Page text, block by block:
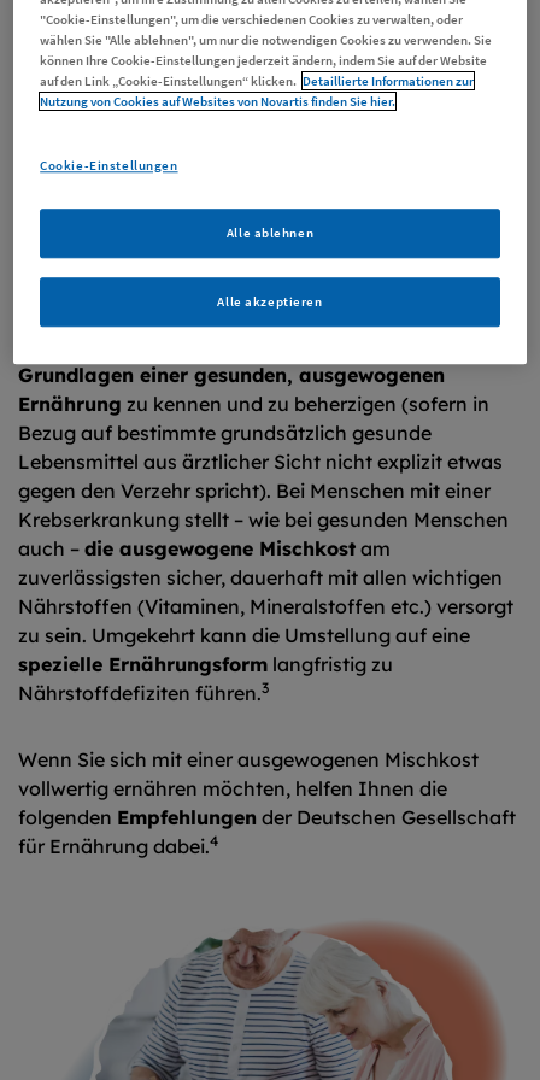
zuckerbewusste Ernährungsinnvoll und wichtig: zur
Unterstützung der ärztlichen Krebstherapie und
allgemein zur Förderung des Immunsystems.
Gelten generelle
Ernährungsempfehlungen auch
bei Krebs?
Auch für Menschen mit Krebserkrankungen wie dem
Grundlagen einer gesunden, ausgewogenen
Ernährung zu kennen und zu beherzigen (sofern in
Bezug auf bestimmte grundsätzlich gesunde
Lebensmittel aus ärztlicher Sicht nicht explizit etwas
gegen den Verzehr spricht). Bei Menschen mit einer
Krebserkrankung stellt – wie bei gesunden Menschen
auch – die ausgewogene Mischkost am
zuverlässigsten sicher, dauerhaft mit allen wichtigen
Nährstoffen (Vitaminen, Mineralstoffen etc.) versorgt
zu sein. Umgekehrt kann die Umstellung auf eine
spezielle Ernährungsform langfristig zu
Nährstoffdefiziten führen.3
Wenn Sie sich mit einer ausgewogenen Mischkost
vollwertig ernähren möchten, helfen Ihnen die
folgenden Empfehlungen der Deutschen Gesellschaft
für Ernährung dabei.4
"Cookie-Einstellungen", um die verschiedenen Cookies zu verwalten, oder
wählen Sie "Alle ablehnen", um nur die notwendigen Cookies zu verwenden. Sie
können Ihre Cookie-Einstellungen jederzeit ändern, indem Sie auf der Website
auf den Link „Cookie-Einstellungen“ klicken. Detaillierte Informationen zur
Nutzung von Cookies auf Websites von Novartis finden Sie hier.
Cookie-Einstellungen
Alle ablehnen
Alle akzeptieren